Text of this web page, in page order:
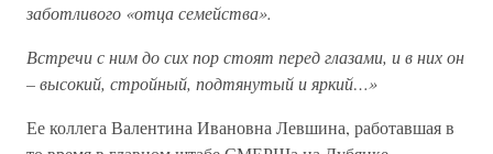
заботливого «отца семейства».
Встречи с ним до сих пор стоят перед глазами, и в них он
– высокий, стройный, подтянутый и яркий…»
Ее коллега Валентина Ивановна Левшина, работавшая в